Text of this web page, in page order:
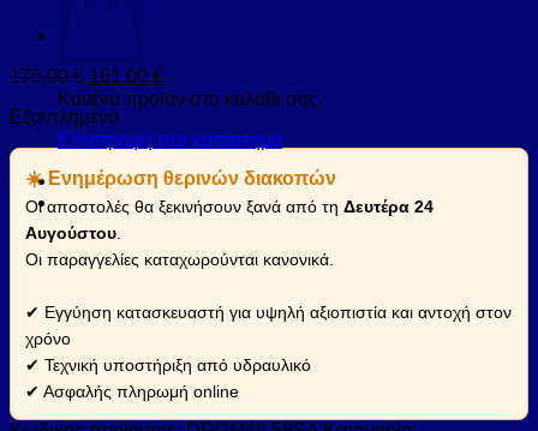
Κανένα προϊόν στο καλάθι σας.
Επιστροφή στο κατάστημα
175,00€ 161,00 €
Εξαντλημένο
☀️ Ενημέρωση θερινών διακοπών
Οι αποστολές θα ξεκινήσουν ξανά από τη Δευτέρα 24
Αυγούστου
Οι παραγγελίες καταχωρούνται κανονικά.
✔ Εγγύηση κατασκευαστή για υψηλή αξιοπιστία και αντοχή στον
χρόνο
✔ Τεχνική υποστήριξη από υδραυλικό
✔ Ασφαλής πληρωμή online